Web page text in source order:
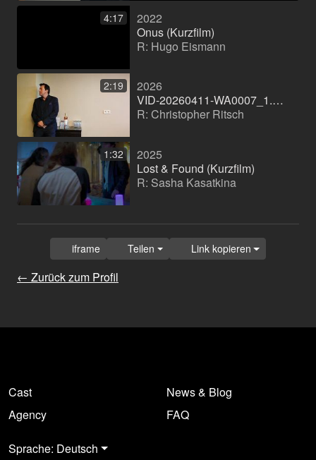
4:17
2022
Onus (Kurzfilm)
R: Hugo Eismann
2:19
2026
VID-20260411-WA0007_1.mp4
R: Christopher Ritsch
1:32
2025
Lost & Found (Kurzfilm)
R: Sasha Kasatkina
← Zurück zum Profil
iframe Teilen Link kopieren
Cast
Agency
News & Blog
FAQ
Sprache: Deutsch